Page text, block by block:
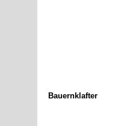
Bauernklafter